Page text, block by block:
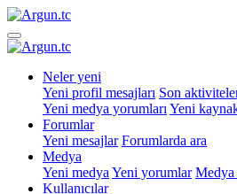
Neler yeni
Yeni profil mesajları Son
Yeni medya yorumları Yeni
Forumlar
Yeni mesajlar Forumlarda ara
Medya
Yeni medya Yeni yorumlar Medya
Kullanıcılar